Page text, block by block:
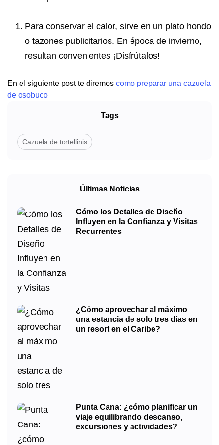
Para conservar el calor, sirve en un plato hondo
o tazones publicitarios. En época de invierno,
resultan convenientes ¡Disfrútalos!
En el siguiente post te diremos como preparar una cazuela
de osobuco
Tags
Cazuela de tortellinis
Últimas Noticias
Cómo los Detalles de Diseño
Influyen en la Confianza y Visitas
Recurrentes
¿Cómo aprovechar al máximo
una estancia de solo tres días en
un resort en el Caribe?
Punta Cana: ¿cómo planificar un
viaje equilibrando descanso,
excursiones y actividades?